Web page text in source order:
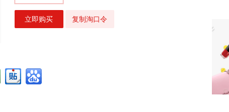
立即购买 复制淘口令